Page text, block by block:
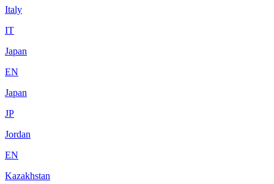
Italy
IT
Japan
EN
Japan
JP
Jordan
EN
Kazakhstan